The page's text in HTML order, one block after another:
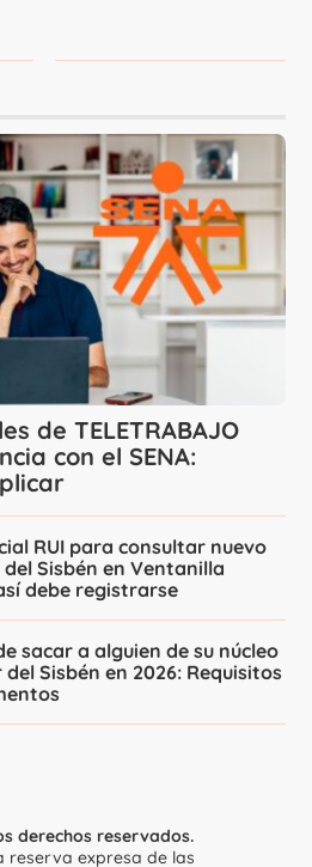
de TELETRABAJO
con el SENA:
RUI para consultar nuevo
Sisbén en Ventanilla
debe registrarse
sacar a alguien de su núcleo
Sisbén en 2026: Requisitos
derechos reservados.
reserva expresa de las